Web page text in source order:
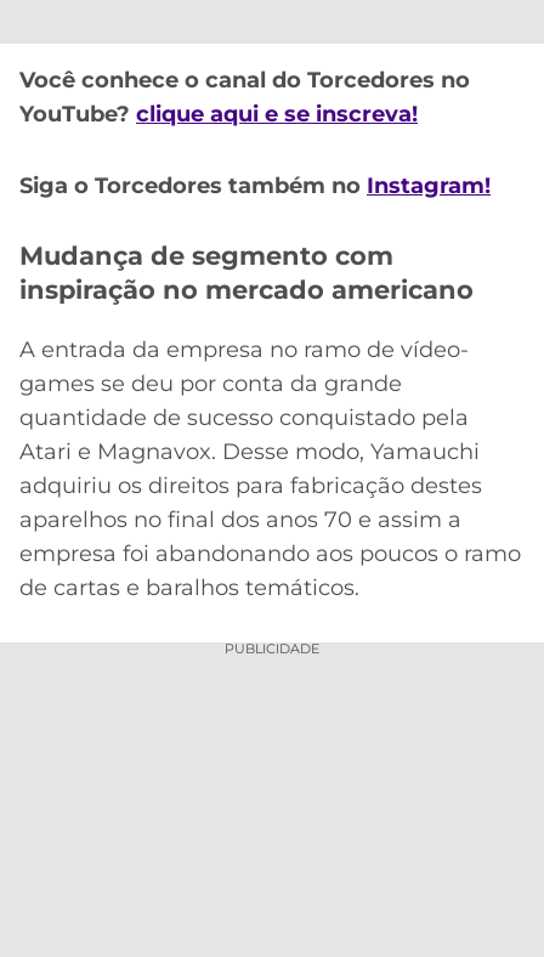
Você conhece o canal do Torcedores no
YouTube? clique aqui e se inscreva!
Siga o Torcedores também no Instagram!
Mudança de segmento com
inspiração no mercado americano
A entrada da empresa no ramo de vídeo-
games se deu por conta da grande
quantidade de sucesso conquistado pela
Atari e Magnavox. Desse modo, Yamauchi
adquiriu os direitos para fabricação destes
aparelhos no final dos anos 70 e assim a
empresa foi abandonando aos poucos o ramo
de cartas e baralhos temáticos.
PUBLICIDADE